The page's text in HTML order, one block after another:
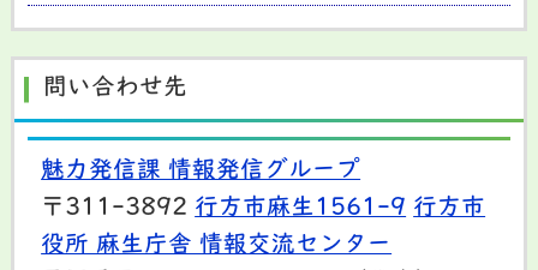
問い合わせ先
魅力発信課 情報発信グループ
〒311-3892 行方市麻生1561-9 行方市
役所 麻生庁舎 情報交流センター